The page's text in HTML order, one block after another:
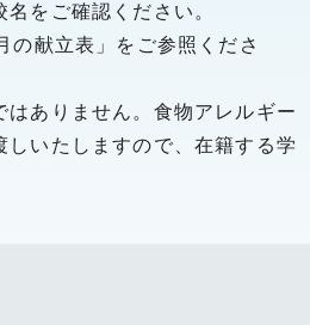
をご確認ください。
の献立表」をご参照くださ
ありません。食物アレルギー
いたしますので、在籍する学